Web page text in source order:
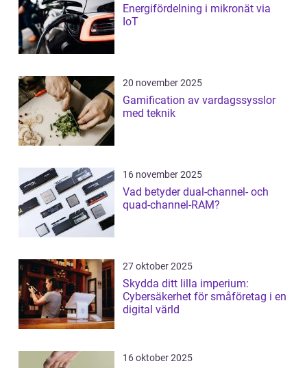
Energifördelning i mikronät via
IoT
20 november 2025
Gamification av vardagssysslor
med teknik
16 november 2025
Vad betyder dual-channel- och
quad-channel-RAM?
27 oktober 2025
Skydda ditt lilla imperium:
Cybersäkerhet för småföretag i en
digital värld
16 oktober 2025